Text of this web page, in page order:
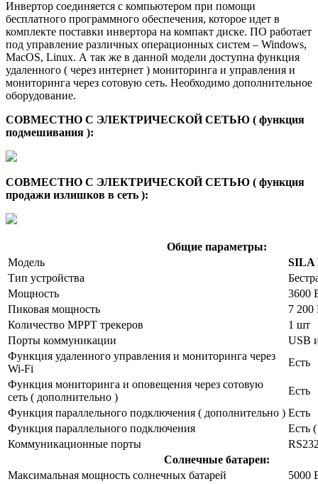
Инвертор соединяется с компьютером при помощи
бесплатного программного обеспечения, которое идет в
комплекте поставки инвертора на компакт диске. ПО работает
под управление различных операционных систем – Windows,
MacOS, Linux. А так же в данной модели доступна функция
удаленного ( через интернет ) мониторинга и управления и
мониторинга через сотовую сеть. Необходимо дополнительное
оборудование.
СОВМЕСТНО С ЭЛЕКТРИЧЕСКОЙ СЕТЬЮ ( функция
подмешивания ):
СОВМЕСТНО С ЭЛЕКТРИЧЕСКОЙ СЕТЬЮ ( функция
продажи излишков в сеть ):
Общие параметры:
Модель
SILA
Тип устройства
Мощность
3600
Пиковая мощность
7 200
Количество MPPT трекеров
1 шт
Порты коммуникации
USB
Функция удаленного управления и мониторинга через
Wi-Fi
Есть
Функция мониторинга и оповещения через сотовую
сеть ( дополнительно )
Есть
Функция параллельного подключения ( дополнительно ) Есть
Функция параллельного подключения
Есть
Коммуникационные порты
Солнечные батареи:
Максимальная мощность солнечных батарей
5000